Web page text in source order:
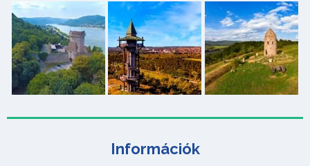
Információk